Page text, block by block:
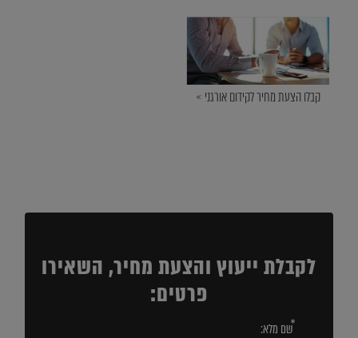
קבלו הצעת מחיר לקידום אורגני »
לקבלת ייעוץ והצעת מחיר, השאירו
פרטים: